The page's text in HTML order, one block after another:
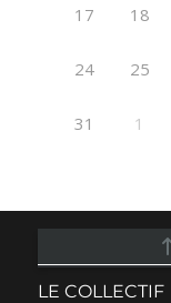
17 18
24 25
31 1
LE COLLECTIF